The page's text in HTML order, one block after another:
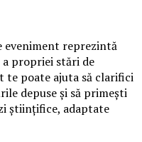
eveniment reprezintă
propriei stări de
te poate ajuta să clarifici
depuse și să primești
științifice, adaptate